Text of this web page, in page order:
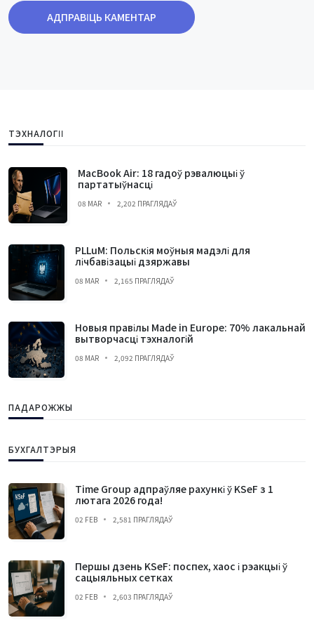
АДПРАВІЦЬ КАМЕНТАР
ТЭХНАЛОГІІ
MacBook Air: 18 гадоў рэвалюцыі ў
партатыўнасці
08 MAR 2,202 ПРАГЛЯДАЎ
PLLuM: Польскія моўныя мадэлі для
лічбавізацыі дзяржавы
08 MAR 2,165 ПРАГЛЯДАЎ
Новыя правілы Made in Europe: 70% лакальнай
вытворчасці тэхналогій
08 MAR 2,092 ПРАГЛЯДАЎ
ПАДАРОЖЖЫ
БУХГАЛТЭРЫЯ
Time Group адпраўляе рахункі ў KSeF з 1
лютага 2026 года!
02 FEB 2,581 ПРАГЛЯДАЎ
Першы дзень KSeF: поспех, хаос і рэакцыі ў
сацыяльных сетках
02 FEB 2,603 ПРАГЛЯДАЎ